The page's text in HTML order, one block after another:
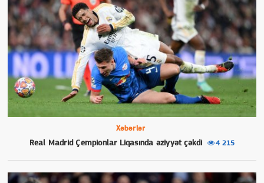
Xəbərlər
Real Madrid Çempionlar Liqasında əziyyət çəkdi 4 215